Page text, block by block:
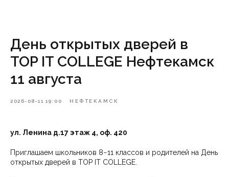
День открытых дверей в
TOP IT COLLEGE Нефтекамск
11 августа
2026-08-11 19:00 НЕФТЕКАМСК
ул. Ленина д.17 этаж 4, оф. 420
Приглашаем школьников 8−11 классов и родителей на День
открытых дверей в TOP IT COLLEGE.